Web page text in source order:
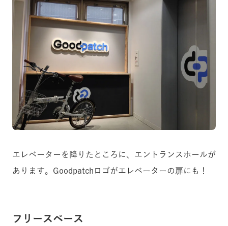
エレベーターを降りたところに、エントランスホールが
あります。Goodpatchロゴがエレベーターの扉にも！
フリースペース